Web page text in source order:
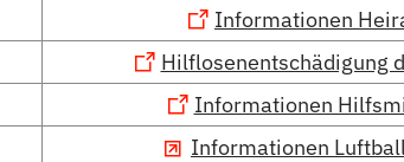
Informationen
Hilflosenentschädigung
Informationen
Informationen